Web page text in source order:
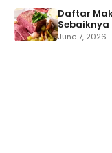
Daftar
June 7, 2026